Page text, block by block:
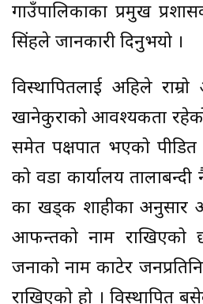
गाउँपालिकाका प्रमुख
सिंहले जानकारी दिनुभयो ।
विस्थापितलाई अहिले
खानेकुराको आवश्यकता
समेत पक्षपात भएको
को वडा कार्यालय
का खड्क शाहीका अनुसार
आफन्तको नाम राखिएको
जनाको नाम काटेर
राखिएको हो । विस्थापित